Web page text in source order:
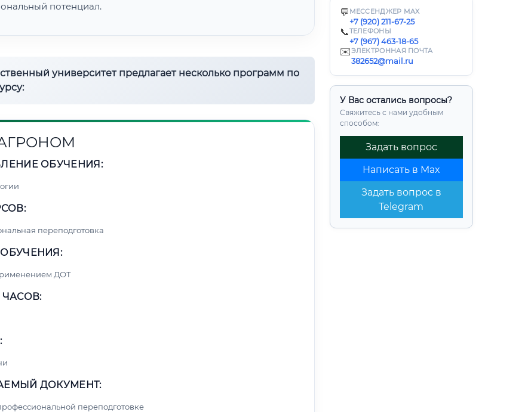
💬 МЕССЕНДЖЕР MAX
+7 (920) 211-67-25
📞ТЕЛЕФОНЫ
+7 (967) 463-18-65
✉️ЭЛЕКТРОННАЯ ПОЧТА
382652@mail.ru
У Вас остались вопросы?
Свяжитесь с нами удобным
способом:
Задать вопрос
Написать в Max
Задать вопрос в
Telegram
потенциал.
университет предлагает несколько программ по
ОБУЧЕНИЯ:
переподготовка
ДОТ
ДОКУМЕНТ:
переподготовке